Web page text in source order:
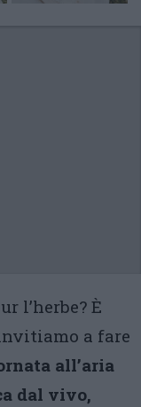
l’herbe? È
a fare
all’aria
dal vivo,